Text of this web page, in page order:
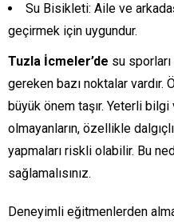
Su Bisikleti: Aile ve
geçirmek için uygundur.
Tuzla İcmeler’de su
gereken bazı noktalar
büyük önem taşır. Yeterli
olmayanların, özellikle
yapmaları riskli olabilir. Bu
sağlamalısınız.
Deneyimli eğitmenlerden